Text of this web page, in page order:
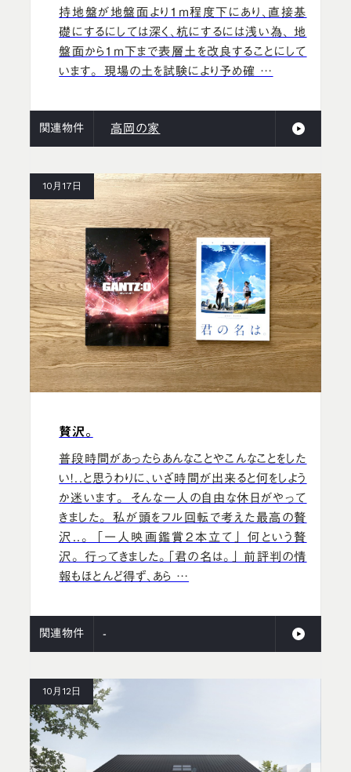
持地盤が地盤面より1ｍ程度下にあり、直接基
礎にするにしては深く、杭にするには浅い為、 地
盤面から1ｍ下まで表層土を改良することにして
います。 現場の土を試験により予め確 …
関連物件 高岡の家
10月17日
贅沢。
普段時間があったらあんなことやこんなことをした
い！..と思うわりに、いざ時間が出来ると何をしよう
か迷います。 そんな一人の自由な休日がやって
きました。 私が頭をフル回転で考えた最高の贅
沢..。 「一人映画鑑賞2本立て」 何という贅
沢。 行ってきました。「君の名は。」 前評判の情
報もほとんど得ず、あら …
関連物件 -
10月12日